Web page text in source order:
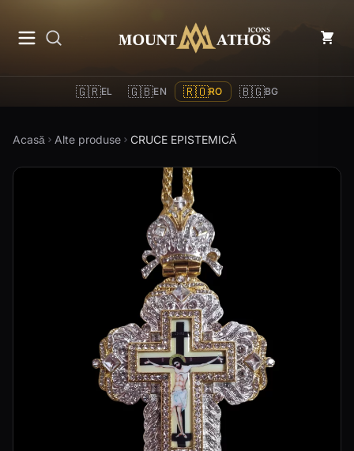
Mount Athos Icons
🇬🇷EL 🇬🇧EN 🇷🇴RO 🇧🇬BG
Acasă Alte produse CRUCE EPISTEMICĂ